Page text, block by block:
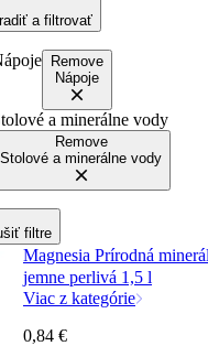
a filtrovať
Remove
Nápoje
a minerálne vody
Remove
Stolové a minerálne vody
filtre
Magnesia Prírodná
jemne perlivá 1,5 l
Viac z kategórie
0,84 €